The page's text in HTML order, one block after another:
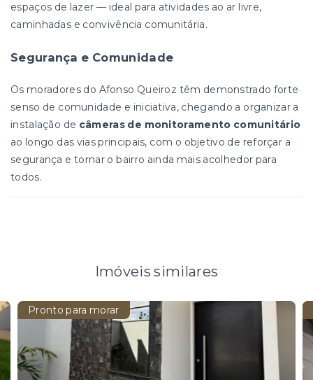
espaços de lazer — ideal para atividades ao ar livre,
caminhadas e convivência comunitária.
Segurança e Comunidade
Os moradores do Afonso Queiroz têm demonstrado forte
senso de comunidade e iniciativa, chegando a organizar a
instalação de câmeras de monitoramento comunitário
ao longo das vias principais, com o objetivo de reforçar a
segurança e tornar o bairro ainda mais acolhedor para
todos.
Imóveis similares
Pronto para morar